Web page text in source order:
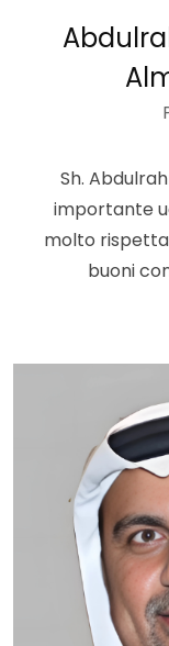
Sh.
importante
molto
buoni